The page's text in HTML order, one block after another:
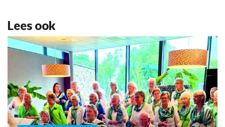
Lees ook